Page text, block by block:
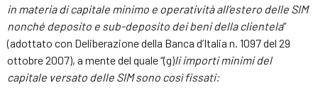
in materia di capitale minimo e operatività all’estero delle SIM
nonché deposito e sub-deposito dei beni della clientela”
(adottato con Deliberazione della Banca d’Italia n. 1097 del 29
ottobre 2007), a mente del quale “(g)li importi minimi del
capitale versato delle SIM sono così fissati: